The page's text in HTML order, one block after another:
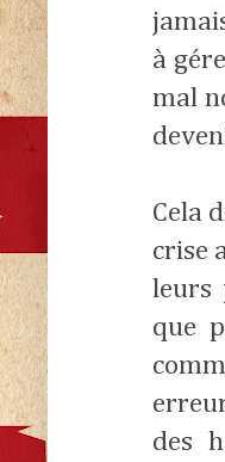
à
mal
Cela
crise
leurs
que
des